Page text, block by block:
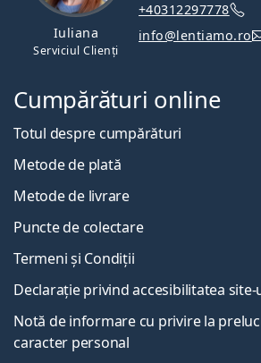
Iuliana
Serviciul Clienți
+40312297778
info@lentiamo.ro
Cumpărături online
Totul despre cumpărături
Metode de plată
Metode de livrare
Puncte de colectare
Termeni și Condiții
Declarație privind accesibilitatea site-
Notă de informare cu privire la
caracter personal